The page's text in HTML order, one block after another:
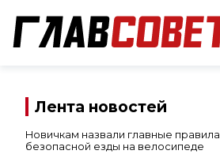
Лента новостей
Новичкам назвали главные правила
безопасной езды на велосипеде